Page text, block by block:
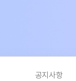
공지사항